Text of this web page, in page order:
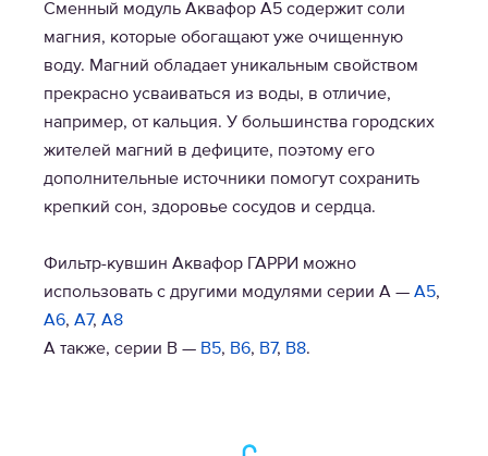
Сменный модуль Аквафор A5 содержит соли
магния, которые обогащают уже очищенную
воду. Магний обладает уникальным свойством
прекрасно усваиваться из воды, в отличие,
например, от кальция. У большинства городских
жителей магний в дефиците, поэтому его
дополнительные источники помогут сохранить
крепкий сон, здоровье сосудов и сердца.
Фильтр-кувшин Аквафор ГАРРИ можно
использовать с другими модулями серии А — А5,
А6, А7, A8
А также, серии В — В5, В6, В7, В8.